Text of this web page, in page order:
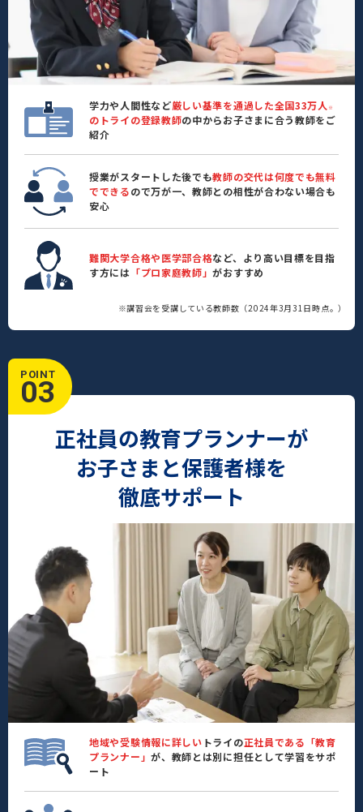
学力や人間性など厳しい基準を通過した全国33万人 ※
のトライの登録教師の中からお子さまに合う教師をご
紹介
授業がスタートした後でも教師の交代は何度でも無料
でできるので万が一、教師との相性が合わない場合も
安心
難関大学合格や医学部合格など、より高い目標を目指
す方には 「プロ家庭教師」がおすすめ
※講習会を受講している教師数（2024年3月31日時点。）
POINT
03
正社員の教育プランナーが
お子さまと保護者様を
徹底サポート
地域や受験情報に詳しい トライの正社員である「教育
プランナー」が、教師とは別に担任として学習をサポ
ート